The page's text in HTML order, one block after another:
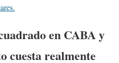
en CABA y
cuesta realmente